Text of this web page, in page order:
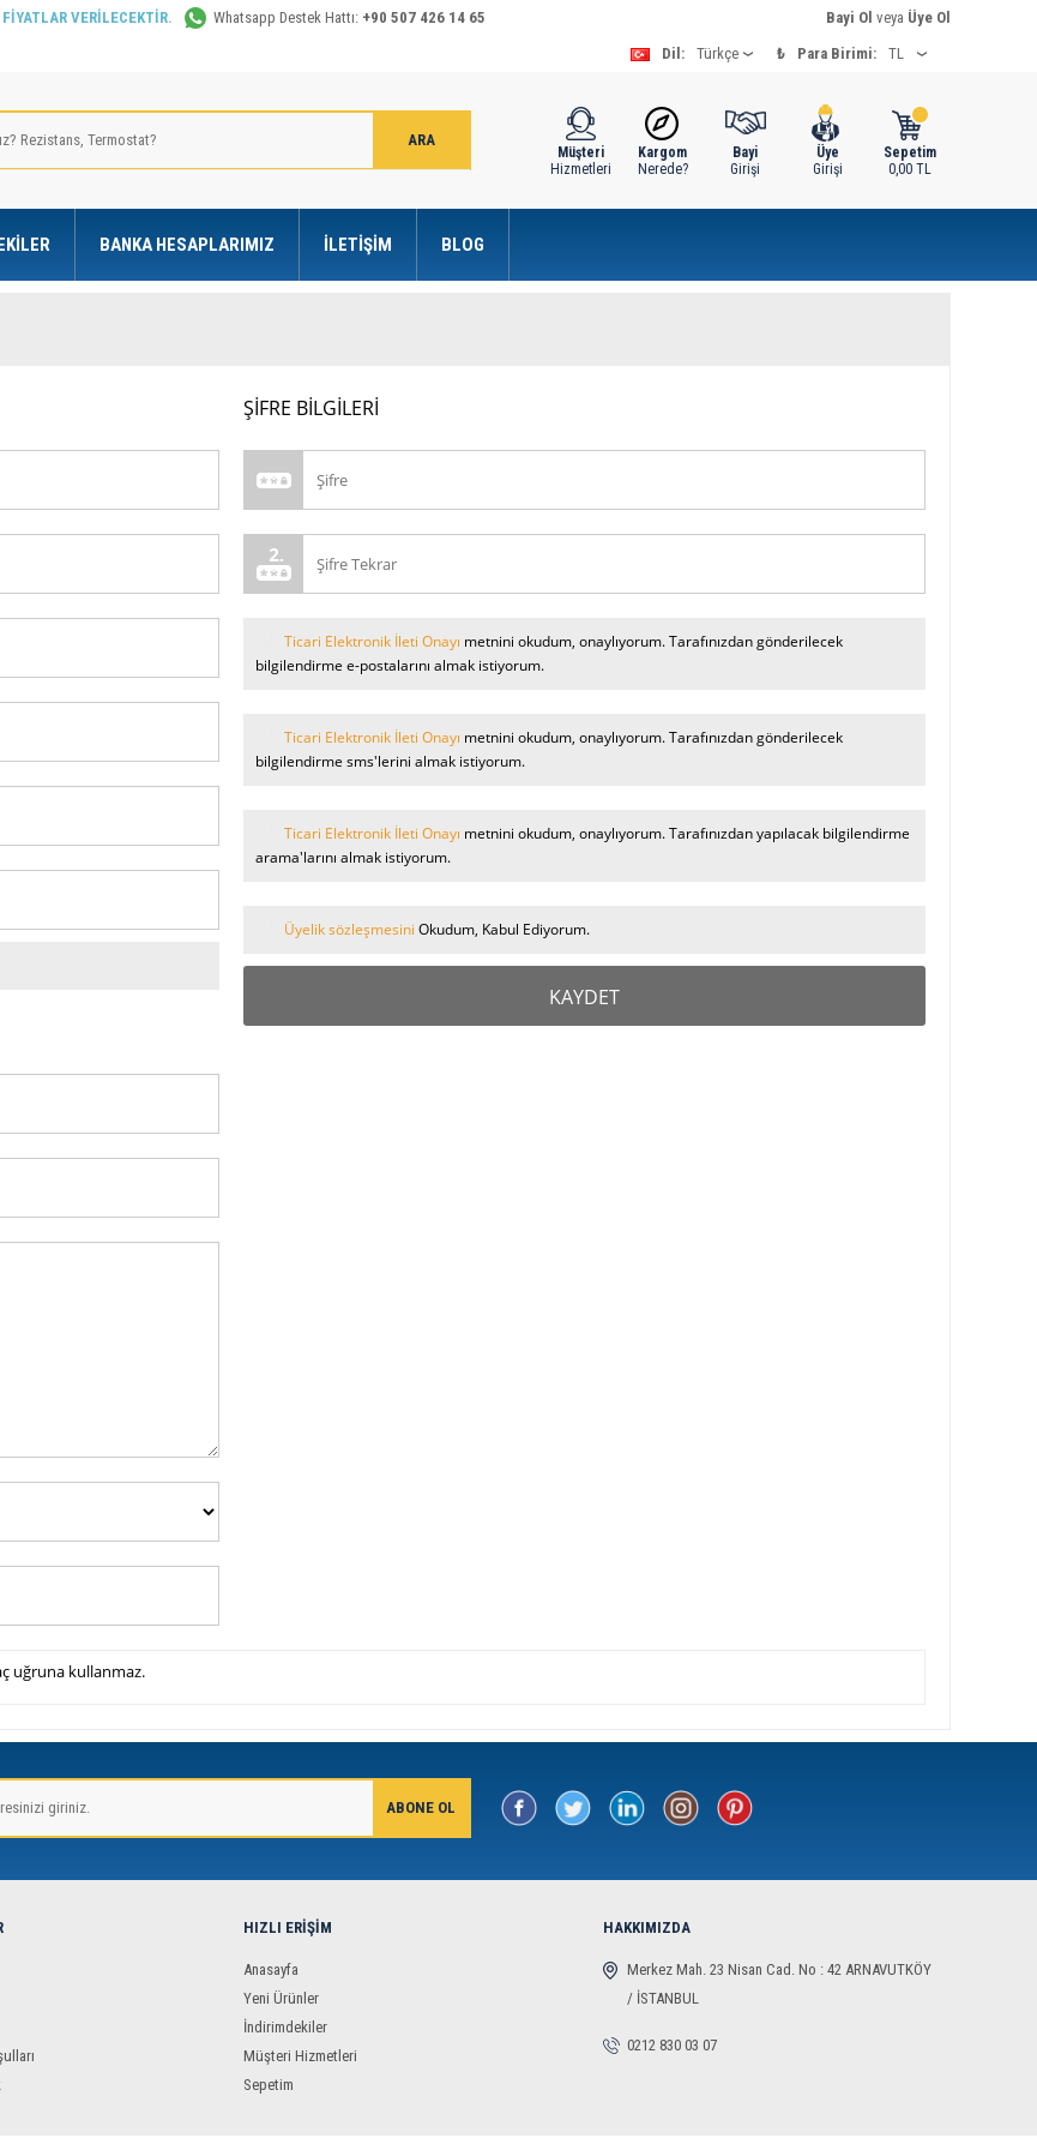
VERİLECEKTİR. Whatsapp Destek Hattı: +90 507 426 14 65 Bayi Ol veya Üye Ol
Dil:
₺ Para Birimi:
Sepetim
0,00TL
Üye
Girişi
Bayi
Girişi
Kargom
Nerede?
Müşteri
Hizmetleri
BANKA HESAPLARIMIZ İLETIŞIM BLOG
ŞIFRE BILGILERI
Ticari Elektronik İleti Onayı metnini okudum, onaylıyorum. Tarafınızdan gönderilecek
bilgilendirme e-postalarını almak istiyorum.
Ticari Elektronik İleti Onayı metnini okudum, onaylıyorum. Tarafınızdan gönderilecek
bilgilendirme sms'lerini almak istiyorum.
Ticari Elektronik İleti Onayı metnini okudum, onaylıyorum. Tarafınızdan yapılacak bilgilendirme
arama'larını almak istiyorum.
Üyelik sözleşmesini Okudum, Kabul Ediyorum.
KAYDET
uğruna kullanmaz.
HIZLI ERIŞIM
Anasayfa
Yeni Ürünler
İndirimdekiler
Müşteri Hizmetleri
Sepetim
HAKKIMIZDA
Merkez Mah. 23 Nisan Cad. No : 42 ARNAVUTKÖY
/ İSTANBUL
0212 830 03 07